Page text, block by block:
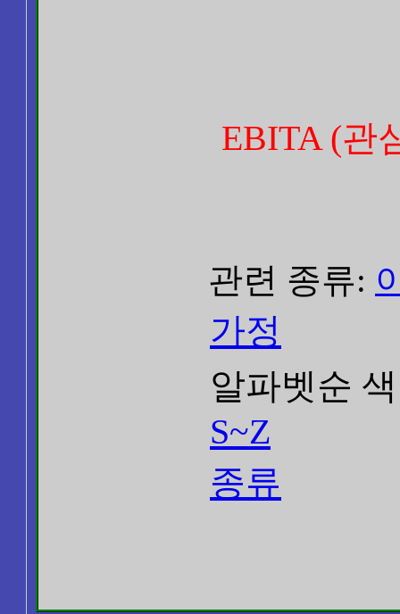
EBITA (관
관련 종류:
가정
알파벳순
S~Z
종류